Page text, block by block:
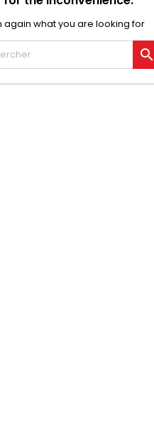
again what you are looking for
